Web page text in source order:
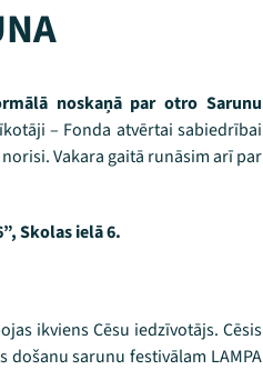
noskaņā par otro Sarunu
– Fonda atvērtai sabiedrībai
Vakara gaitā runāsim arī par
Skolas ielā 6.
ikviens Cēsu iedzīvotājs. Cēsis
sarunu festivālam LAMPA